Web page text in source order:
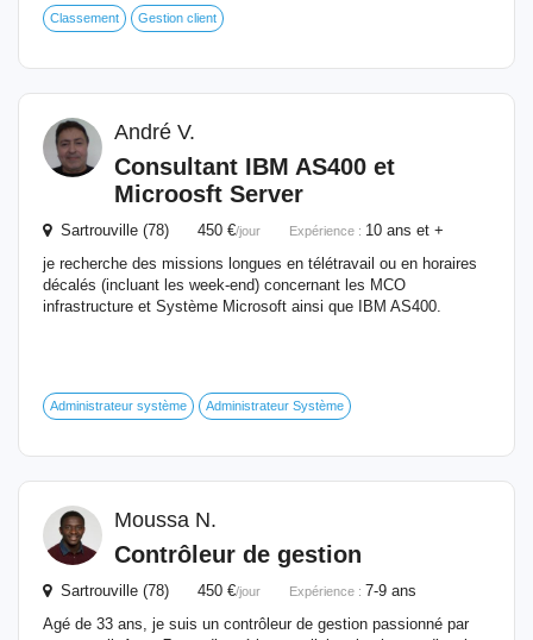
Classement Gestion client
André V.
Consultant IBM AS400 et
Microosft Server
Sartrouville (78) 450 €/jour Expérience : 10 ans et +
je recherche des missions longues en télétravail ou en horaires
décalés (incluant les week-end) concernant les MCO
infrastructure et Système Microsoft ainsi que IBM AS400.
Administrateur système Administrateur Système
Moussa N.
Contrôleur de gestion
Sartrouville (78) 450 €/jour Expérience : 7-9 ans
Agé de 33 ans, je suis un contrôleur de gestion passionné par